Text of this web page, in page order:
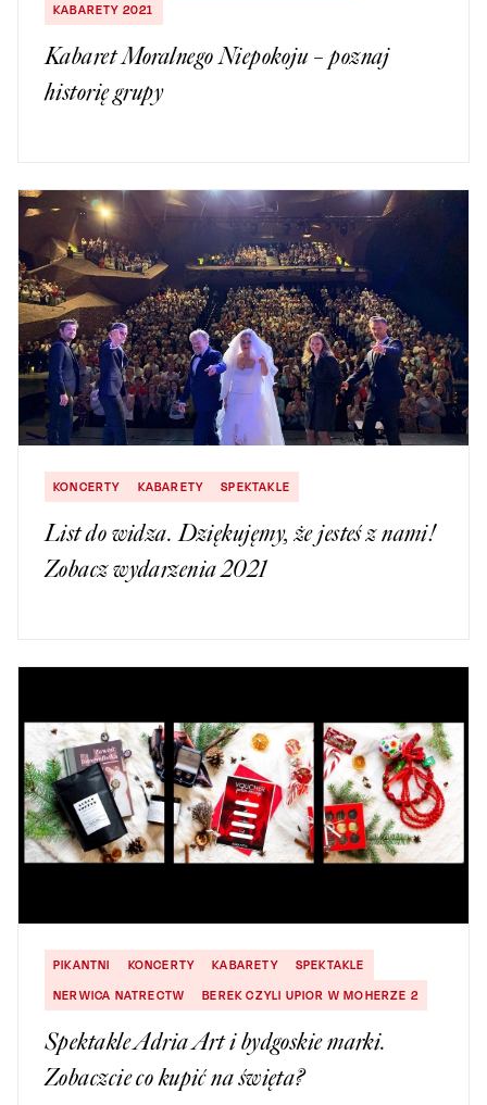
KABARETY 2021
Kabaret Moralnego Niepokoju – poznaj
historię grupy
KONCERTY KABARETY SPEKTAKLE
List do widza. Dziękujęmy, że jesteś z nami!
Zobacz wydarzenia 2021
PIKANTNI KONCERTY KABARETY
SPEKTAKLE
NERWICA NATRECTW
BEREK CZYLI UPIOR W MOHERZE 2
Spektakle Adria Art i bydgoskie marki.
Zobaczcie co kupić na święta?